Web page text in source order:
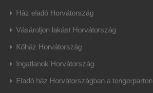
Ház eladó Horvátország
Vásároljon lakást Horvátország
Kőház Horvátország
Ingatlanok Horvátország
Eladó ház Horvátországban a tengerparton